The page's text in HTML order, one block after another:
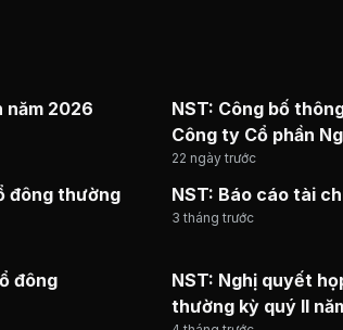
năm 2026
NST: Công bố
Công ty Cổ phần
22 ngày trước
đông thường
NST: Báo cáo tài
3 tháng trước
đông
NST: Nghị quyết
thường kỳ quý II